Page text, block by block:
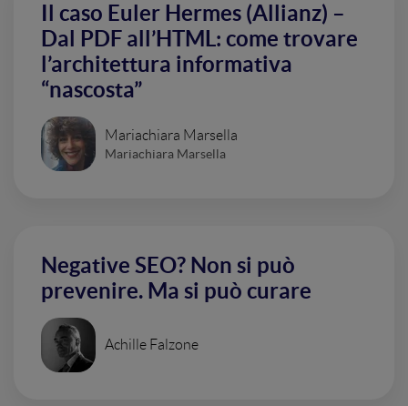
Il caso Euler Hermes (Allianz) –
Dal PDF all’HTML: come trovare
l’architettura informativa
“nascosta”
Mariachiara Marsella
Mariachiara Marsella
Negative SEO? Non si può
prevenire. Ma si può curare
Achille Falzone